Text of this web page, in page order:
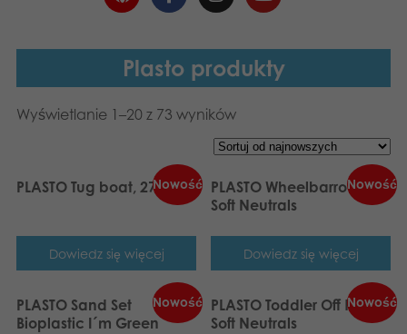
Plasto produkty
Wyświetlanie 1–20 z 73 wyników
Nowość
PLASTO Tug boat, 27 cm
Dowiedz się więcej
Nowość
PLASTO Wheelbarrow Set
Soft Neutrals
Dowiedz się więcej
Nowość
PLASTO Sand Set
Bioplastic I´m Green
Nowość
PLASTO Toddler Off Road
Soft Neutrals